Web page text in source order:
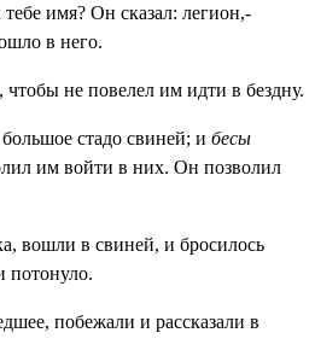
имя? Он сказал: легион,-
в него.
не повелел им идти в бездну.
стадо свиней; и бесы
им войти в них. Он позволил
вошли в свиней, и бросилось
потонуло.
побежали и рассказали в